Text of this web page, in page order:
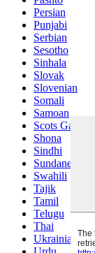
Persian
Punjabi
Serbian
Sesotho
Sinhala
Slovak
Slovenian
Somali
Samoan
Scots Gaelic
Shona
Sindhi
Sundanese
Swahili
Tajik
Tamil
Telugu
Thai
Ukrainian